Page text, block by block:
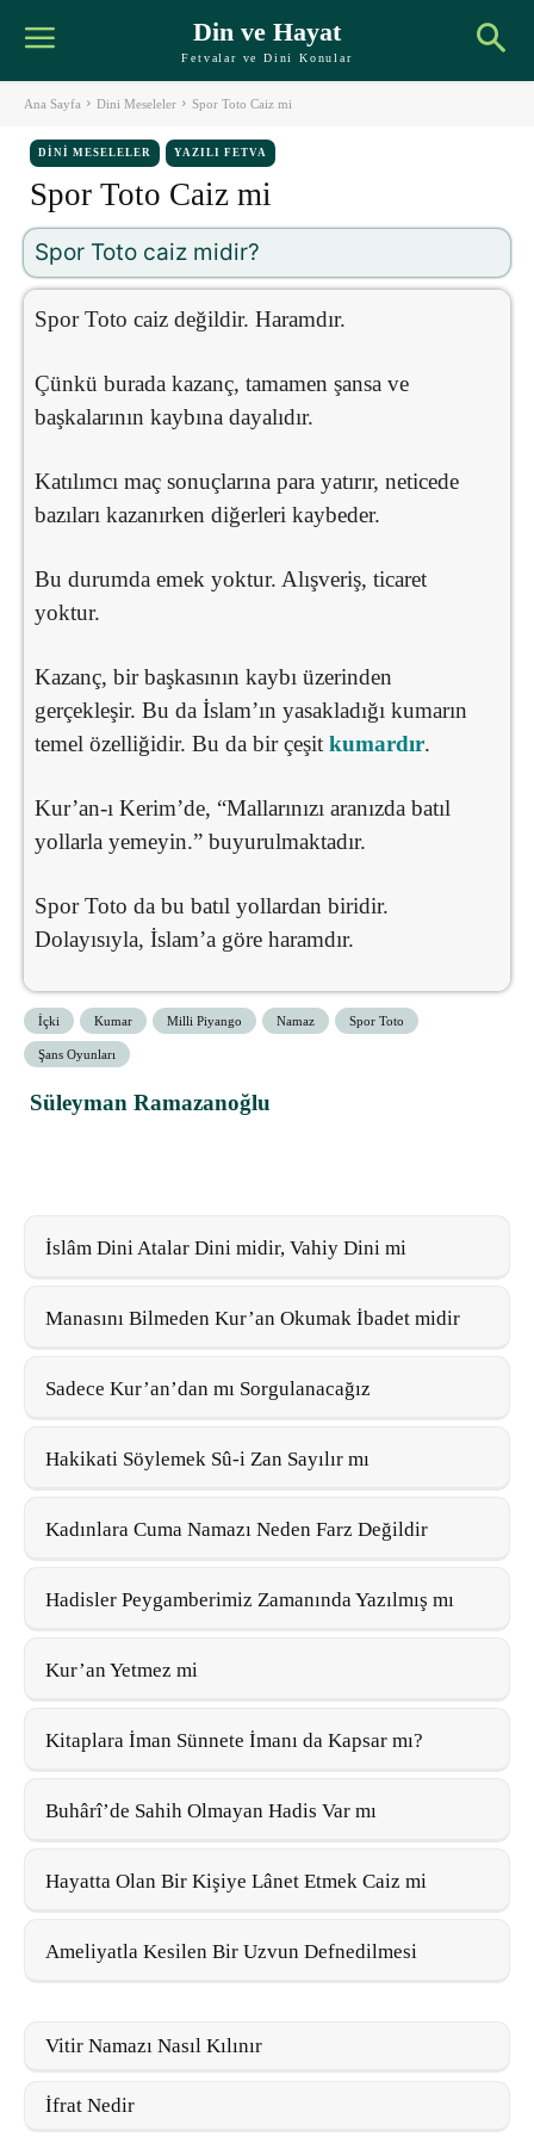
Din ve Hayat
Fetvalar ve Dini Konular
Ana Sayfa Dini Meseleler Spor Toto Caiz mi
DINI MESELELER YAZILI FETVA
Spor Toto Caiz mi
Spor Toto caiz midir?
Spor Toto caiz değildir. Haramdır.
Çünkü burada kazanç, tamamen şansa ve
başkalarının kaybına dayalıdır.
Katılımcı maç sonuçlarına para yatırır, neticede
bazıları kazanırken diğerleri kaybeder.
Bu durumda emek yoktur. Alışveriş, ticaret
yoktur.
Kazanç, bir başkasının kaybı üzerinden
gerçekleşir. Bu da İslam’ın yasakladığı kumarın
temel özelliğidir. Bu da bir çeşit kumardır.
Kur’an-ı Kerim’de, “Mallarınızı aranızda batıl
yollarla yemeyin.” buyurulmaktadır.
Spor Toto da bu batıl yollardan biridir.
Dolayısıyla, İslam’a göre haramdır.
İçki Kumar Milli Piyango Namaz Spor Toto
Şans Oyunları
Süleyman Ramazanoğlu
İslâm Dini Atalar Dini midir, Vahiy Dini mi
Manasını Bilmeden Kur’an Okumak İbadet midir
Sadece Kur’an’dan mı Sorgulanacağız
Hakikati Söylemek Sû-i Zan Sayılır mı
Kadınlara Cuma Namazı Neden Farz Değildir
Hadisler Peygamberimiz Zamanında Yazılmış mı
Kur’an Yetmez mi
Kitaplara İman Sünnete İmanı da Kapsar mı?
Buhârî’de Sahih Olmayan Hadis Var mı
Hayatta Olan Bir Kişiye Lânet Etmek Caiz mi
Ameliyatla Kesilen Bir Uzvun Defnedilmesi
Vitir Namazı Nasıl Kılınır
İfrat Nedir